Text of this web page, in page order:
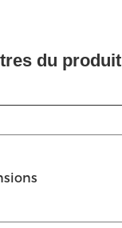
du produit